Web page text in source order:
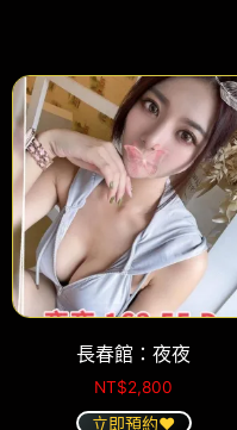
長春館：夜夜
NT$2,800
立即預約❤️